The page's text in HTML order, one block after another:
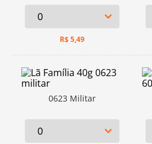
R$5,49
0623 Militar